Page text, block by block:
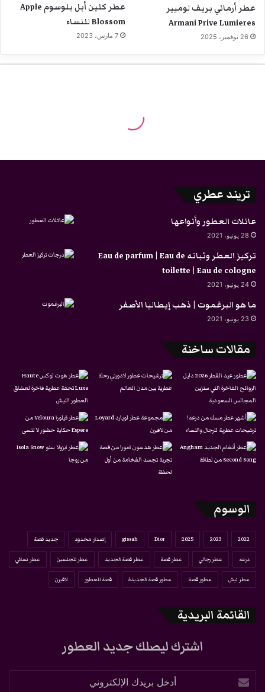
عطر أرماني بريف لوميير
Armani Prive Lumieres
26 نوفمبر، 2025
عطر كلين أبل بلوسوم Apple
Blossom للنساء
7 مارس، 2023
تريند عطري
عائلات العطور وأنواعها
28 يونيو، 2021
تركيز العطر وثباته Eau de parfum | Eau de
toilette | Eau de cologne
24 يونيو، 2021
ما هو البرغموت | ذهب إيطاليا الأصفر
23 يونيو، 2021
مقالات ساخنة
الوسوم
2022
2023
2025
Dior
gissah إصدار محدود جديد قصة
درعه عطر رجالي عطر قصة عطر قصة الجديد عطر للجنسين عطر نسائي
عطر نيش عطور قصة عطور قصة الجديدة قصة للعطور لافيرن
القائمة البريدية
اشترك ليصلك جديد العطور
بريدك